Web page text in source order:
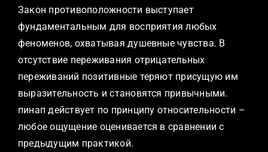
Закон противоположности выступает
фундаментальным для восприятия любых
феноменов, охватывая душевные чувства. В
отсутствие переживания отрицательных
переживаний позитивные теряют присущую им
выразительность и становятся привычными.
пинап действует по принципу относительности –
любое ощущение оценивается в сравнении с
предыдущим практикой.